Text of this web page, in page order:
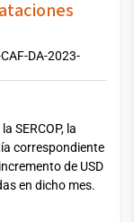
DA-2023-
SERCOP, la
correspondiente
de USD
en dicho mes.